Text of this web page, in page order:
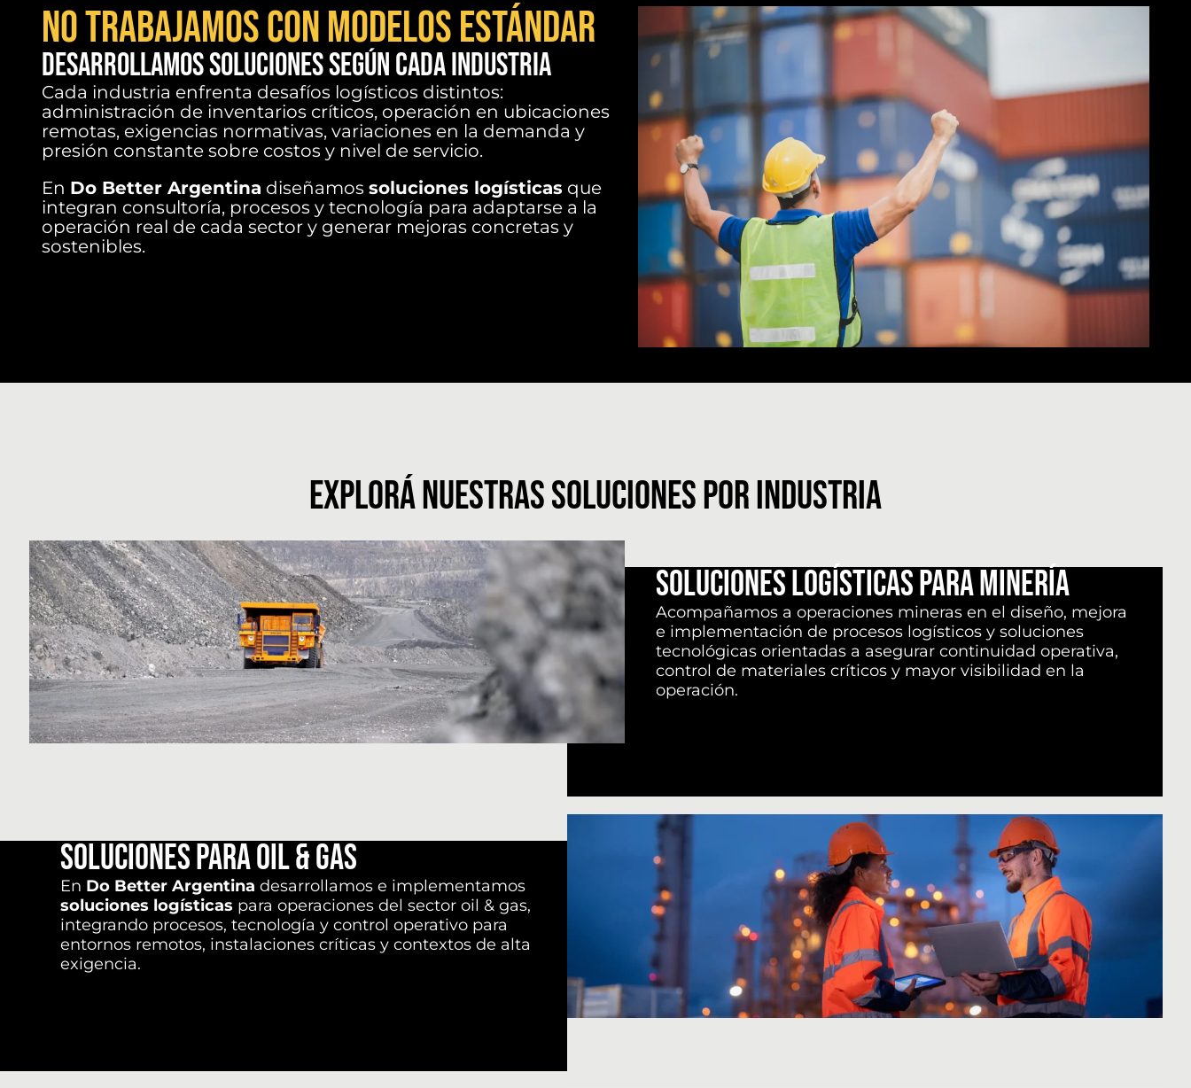
NO TRABAJAMOS CON MODELOS ESTÁNDAR
DESARROLLAMOS SOLUCIONES SEGÚN CADA INDUSTRIA
Cada industria enfrenta desafíos logísticos distintos:
administración de inventarios críticos, operación en ubicaciones
remotas, exigencias normativas, variaciones en la demanda y
presión constante sobre costos y nivel de servicio.
En Do Better Argentina diseñamos soluciones logísticas que
integran consultoría, procesos y tecnología para adaptarse a la
operación real de cada sector y generar mejoras concretas y
sostenibles.
EXPLORÁ NUESTRAS SOLUCIONES POR INDUSTRIA
Soluciones Logísticas para Minería
Acompañamos a operaciones mineras en el diseño, mejora
e implementación de procesos logísticos y soluciones
tecnológicas orientadas a asegurar continuidad operativa,
control de materiales críticos y mayor visibilidad en la
operación.
Soluciones para Oil & Gas
En Do Better Argentina desarrollamos e implementamos
soluciones logísticas para operaciones del sector oil & gas,
integrando procesos, tecnología y control operativo para
entornos remotos, instalaciones críticas y contextos de alta
exigencia.